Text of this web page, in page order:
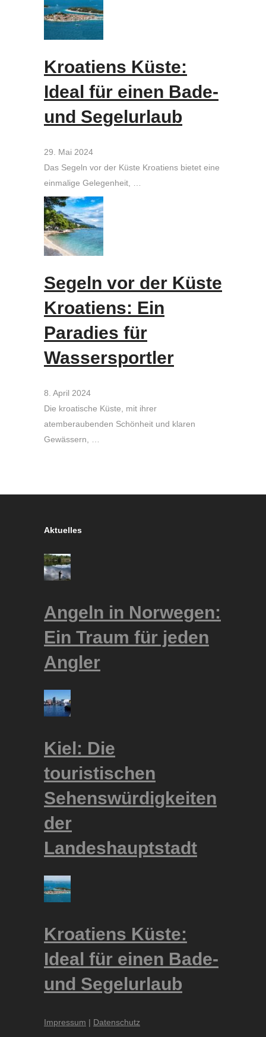
Kroatiens Küste:
Ideal für einen Bade-
und Segelurlaub
29. Mai 2024
Das Segeln vor der Küste Kroatiens bietet eine
einmalige Gelegenheit, …
Segeln vor der Küste
Kroatiens: Ein
Paradies für
Wassersportler
8. April 2024
Die kroatische Küste, mit ihrer
atemberaubenden Schönheit und klaren
Gewässern, …
Aktuelles
Angeln in Norwegen:
Ein Traum für jeden
Angler
Kiel: Die
touristischen
Sehenswürdigkeiten
der
Landeshauptstadt
Kroatiens Küste:
Ideal für einen Bade-
und Segelurlaub
Impressum | Datenschutz